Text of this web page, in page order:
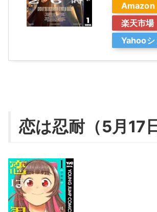
Amazon
楽天市場
Yahooシ
恋は忍耐（5月17